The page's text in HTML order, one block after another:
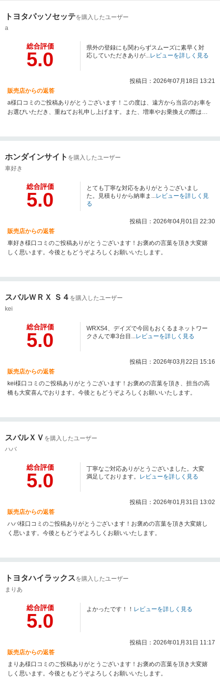
トヨタパッソセッテを購入したユーザー
a
総合評価
5.0
県外の登録にも関わらずスムーズに素早く対
応していただきありが...レビューを詳しく見る
投稿日：2026年07月18日 13:21
販売店からの返答
a様口コミのご投稿ありがとうございます！この度は、遠方から当店のお車を
お選びいただき、重ねてお礼申し上げます。また、増車やお乗換えの際は、
ホンダインサイト を購入したユーザー
車好き
総合評価
5.0
とても丁寧な対応をありがとうございまし
た。見積もりから納車ま...レビューを詳しく見
る
投稿日：2026年04月01日 22:30
販売店からの返答
車好き様口コミのご投稿ありがとうございます！お褒めの言葉を頂き大変嬉
しく思います。今後ともどうぞよろしくお願いいたします。
スバルＷＲＸ Ｓ４ を購入したユーザー
kei
総合評価
5.0
WRXS4、デイズで今回もおくるまネットワー
クさんで車3台目...レビューを詳しく見る
投稿日：2026年03月22日 15:16
販売店からの返答
kei様口コミのご投稿ありがとうございます！お褒めの言葉を頂き、担当の高
橋も大変喜んでおります。今後ともどうぞよろしくお願いいたします。
スバルＸＶ を購入したユーザー
ハバ
総合評価
5.0
丁寧なご対応ありがとうございました。大変
満足しております。 レビューを詳しく見る
投稿日：2026年01月31日 13:02
販売店からの返答
ハバ様口コミのご投稿ありがとうございます！お褒めの言葉を頂き大変嬉し
く思います。今後ともどうぞよろしくお願いいたします。
トヨタハイラックスを購入したユーザー
まりあ
総合評価
5.0
よかったです！！ レビューを詳しく見る
投稿日：2026年01月31日 11:17
販売店からの返答
まりあ様口コミのご投稿ありがとうございます！お褒めの言葉を頂き大変嬉
しく思います。今後ともどうぞよろしくお願いいたします。